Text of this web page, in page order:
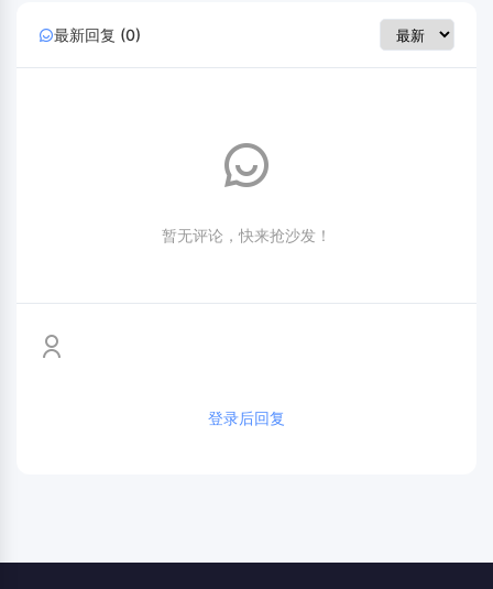
最新回复 (0)
暂无评论，快来抢沙发！
登录后回复